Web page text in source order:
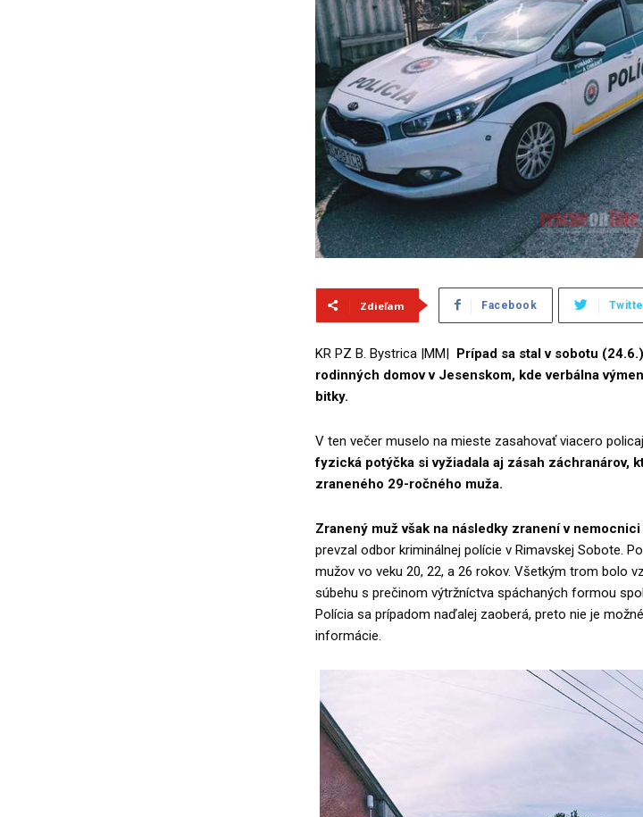
Zdieľam Facebook
KR PZ B. Bystrica |MM| Prípad sa stal v sobotu
rodinných domov v Jesenskom, kde verbálna
bitky.
V ten večer muselo na mieste zasahovať viacero
fyzická potýčka si vyžiadala aj zásah záchranárov,
zraneného 29-ročného muža.
Zranený muž však na následky zranení v
prevzal odbor kriminálnej polície v Rimavskej Sobote.
mužov vo veku 20, 22, a 26 rokov. Všetkým trom bolo
súbehu s prečinom výtržníctva spáchaných formou
Polícia sa prípadom naďalej zaoberá, preto nie je
informácie.